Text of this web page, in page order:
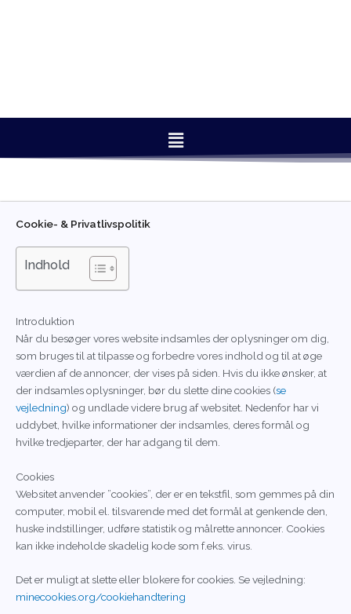
Menu
Cookie- & Privatlivspolitik
Indhold
Introduktion
Når du besøger vores website indsamles der oplysninger om dig,
som bruges til at tilpasse og forbedre vores indhold og til at øge
værdien af de annoncer, der vises på siden. Hvis du ikke ønsker, at
der indsamles oplysninger, bør du slette dine cookies (se
vejledning) og undlade videre brug af websitet. Nedenfor har vi
uddybet, hvilke informationer der indsamles, deres formål og
hvilke tredjeparter, der har adgang til dem.
Cookies
Websitet anvender ”cookies”, der er en tekstfil, som gemmes på din
computer, mobil el. tilsvarende med det formål at genkende den,
huske indstillinger, udføre statistik og målrette annoncer. Cookies
kan ikke indeholde skadelig kode som f.eks. virus.
Det er muligt at slette eller blokere for cookies. Se vejledning:
minecookies.org/cookiehandtering